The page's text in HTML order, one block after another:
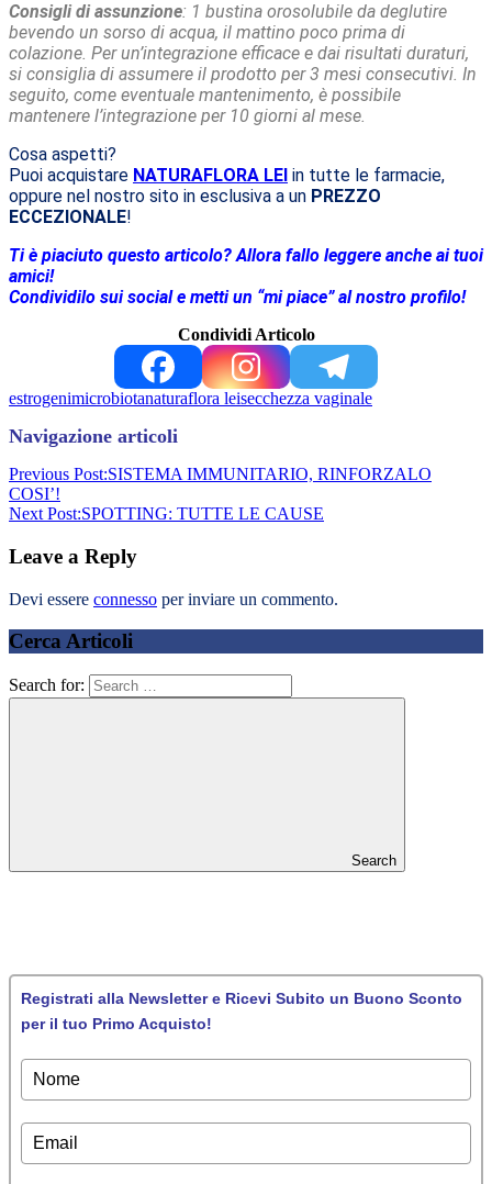
Consigli di assunzione: 1 bustina orosolubile da deglutire
bevendo un sorso di acqua, il mattino poco prima di
colazione. Per un’integrazione efficace e dai risultati duraturi,
si consiglia di assumere il prodotto per 3 mesi consecutivi. In
seguito, come eventuale mantenimento, è possibile
mantenere l’integrazione per 10 giorni al mese.
Cosa aspetti?
Puoi acquistare NATURAFLORA LEI in tutte le farmacie,
oppure nel nostro sito in esclusiva a un PREZZO
ECCEZIONALE!
Ti è piaciuto questo articolo? Allora fallo leggere anche ai tuoi
amici!
Condividilo sui social e metti un “mi piace” al nostro profilo!
Condividi Articolo
estrogenimicrobiotanaturaflora leisecchezza vaginale
Navigazione articoli
Previous Post:SISTEMA IMMUNITARIO, RINFORZALO
COSI’!
Next Post:SPOTTING: TUTTE LE CAUSE
Leave a Reply
Devi essere connesso per inviare un commento.
Cerca Articoli
Search for:
Search
Registrati alla Newsletter e Ricevi Subito un Buono Sconto
per il tuo Primo Acquisto!